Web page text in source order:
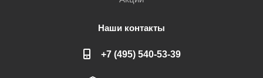
Наши контакты
+7 (495) 540-53-39